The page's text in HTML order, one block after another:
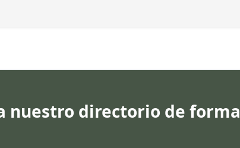
nuestro directorio de forma